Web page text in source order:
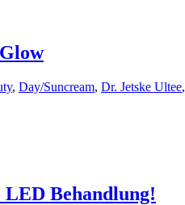
, Day/Suncream, Dr. Jetske Ultee,
Behandlung!